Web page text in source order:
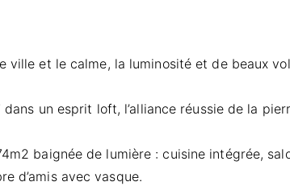
ville et le calme, la luminosité et de beaux
un esprit loft, l’alliance réussie de la
baignée de lumière : cuisine intégrée,
d’amis avec vasque.